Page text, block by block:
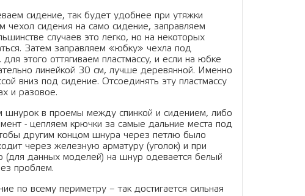
сидение, так будет удобнее при утяжки
чехол сидения на само сидение, заправляем
случаев это легко, но на некоторых
Затем заправляем «юбку» чехла под
этого оттягиваем пластмассу, и если на юбке
линейкой 30 см, лучше деревянной. Именно
вниз под сидение. Отсоединять эту пластмассу
и разовое.
в проемы между спинкой и сидением, либо
- цепляем крючки за самые дальние места под
другим концом шнура через петлю было
через железную арматуру (уголок) и при
(для данных моделей) на шнур одевается белый
проблем.
по всему периметру – так достигается сильная